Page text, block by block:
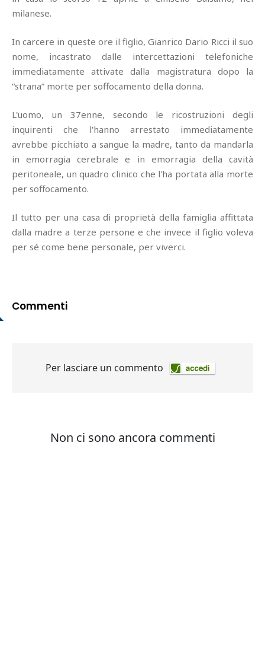
milanese.
In carcere in queste ore il figlio, Gianrico Dario Ricci il suo
nome, incastrato dalle intercettazioni telefoniche
immediatamente attivate dalla magistratura dopo la
“strana” morte per soffocamento della donna.
L'uomo, un 37enne, secondo le ricostruzioni degli
inquirenti che l'hanno arrestato immediatamente
avrebbe picchiato a sangue la madre, tanto da mandarla
in emorragia cerebrale e in emorragia della cavità
peritoneale, un quadro clinico che l'ha portata alla morte
per soffocamento.
Il tutto per una casa di proprietà della famiglia affittata
dalla madre a terze persone e che invece il figlio voleva
per sé come bene personale, per viverci.
Commenti